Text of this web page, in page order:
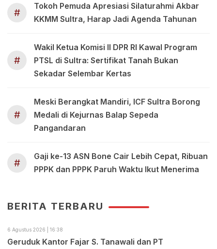
#
Tokoh Pemuda Apresiasi Silaturahmi Akbar
KKMM Sultra, Harap Jadi Agenda Tahunan
#
Wakil Ketua Komisi II DPR RI Kawal Program
PTSL di Sultra: Sertifikat Tanah Bukan
Sekadar Selembar Kertas
#
Meski Berangkat Mandiri, ICF Sultra Borong
Medali di Kejurnas Balap Sepeda
Pangandaran
#
Gaji ke-13 ASN Bone Cair Lebih Cepat, Ribuan
PPPK dan PPPK Paruh Waktu Ikut Menerima
BERITA TERBARU
6 Agustus 2026 | 16:38
Geruduk Kantor Fajar S. Tanawali dan PT